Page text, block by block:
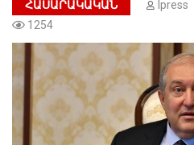
ՀԱՍԱՐԱԿԱԿԱՆ Ipress
1254